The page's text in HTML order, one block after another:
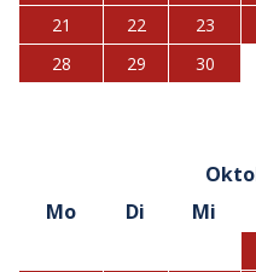
21
22 23
28
29 30
Mo
Di Mi